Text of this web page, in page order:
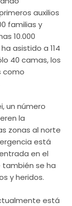
auxilios
familias y
10.000
asistido a 114
40 camas, los
como
un número
la
zonas al norte
está
en el
también se ha
y heridos.
está